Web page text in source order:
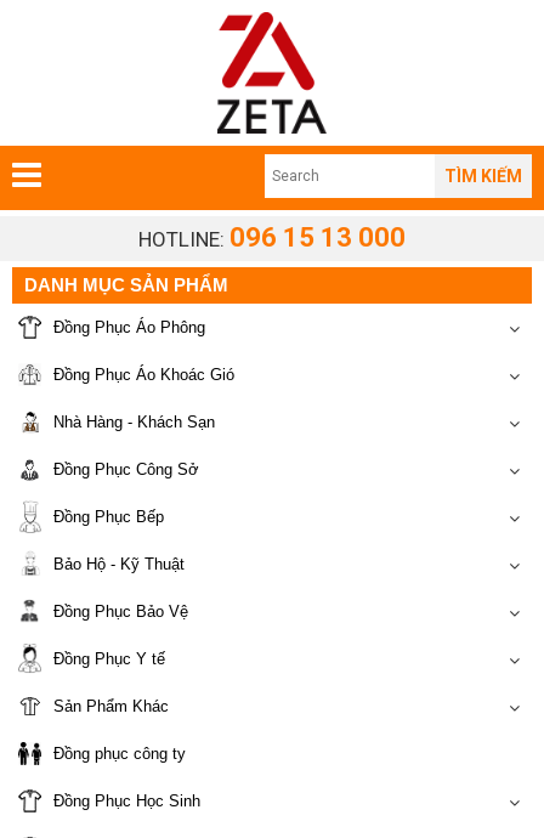
TÌM KIẾM
HOTLINE: 096 15 13 000
DANH MỤC SẢN PHẨM
Đồng Phục Áo Phông
Đồng Phục Áo Khoác Gió
Nhà Hàng - Khách Sạn
Đồng Phục Công Sở
Đồng Phục Bếp
Bảo Hộ - Kỹ Thuật
Đồng Phục Bảo Vệ
Đồng Phục Y tế
Sản Phẩm Khác
Đồng phục công ty
Đồng Phục Học Sinh